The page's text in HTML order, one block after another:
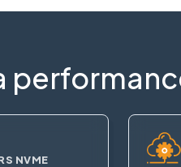
NVME